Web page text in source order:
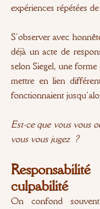
expériences répétées
S’observer avec
déjà un acte de
selon Siegel, une forme
mettre en lien
fonctionnaient
Est-ce que vous vous
vous vous jugez ?
culpabilité
On confond